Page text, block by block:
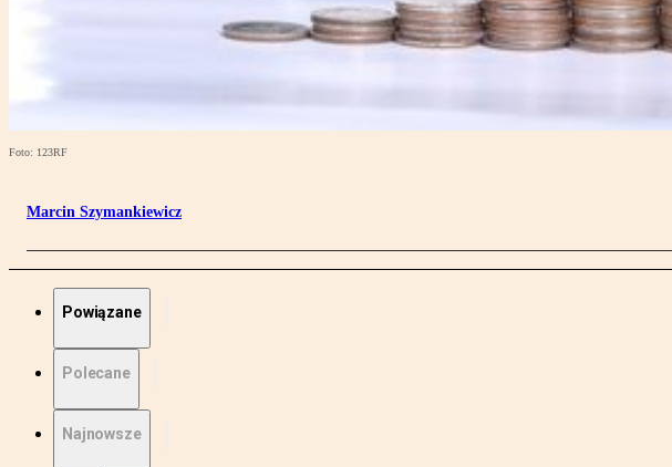
Foto: 123RF
Marcin Szymankiewicz
Powiązane
Polecane
Najnowsze